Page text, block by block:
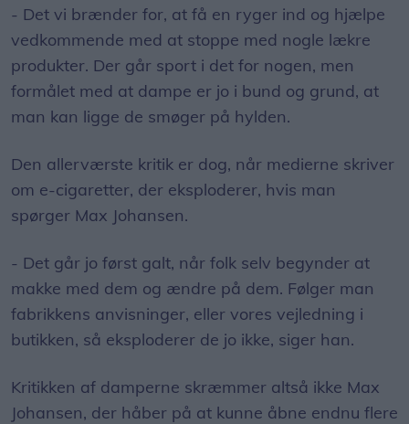
- Det vi brænder for, at få en ryger ind og hjælpe
vedkommende med at stoppe med nogle lækre
produkter. Der går sport i det for nogen, men
formålet med at dampe er jo i bund og grund, at
man kan ligge de smøger på hylden.
Den allerværste kritik er dog, når medierne skriver
om e-cigaretter, der eksploderer, hvis man
spørger Max Johansen.
- Det går jo først galt, når folk selv begynder at
makke med dem og ændre på dem. Følger man
fabrikkens anvisninger, eller vores vejledning i
butikken, så eksploderer de jo ikke, siger han.
Kritikken af damperne skræmmer altså ikke Max
Johansen, der håber på at kunne åbne endnu flere